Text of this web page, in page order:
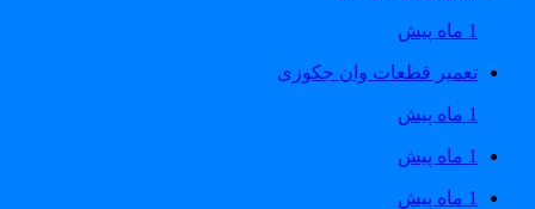
تعمیر قطعات وان جکوزی
1 ماه پیش
1 ماه پیش